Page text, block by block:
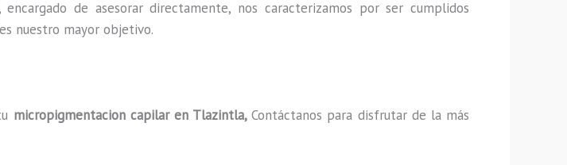
de asesorar directamente, nos caracterizamos por ser cumplidos
nuestro mayor objetivo.
micropigmentacion capilar en Tlazintla,Contáctanos para disfrutar de la más